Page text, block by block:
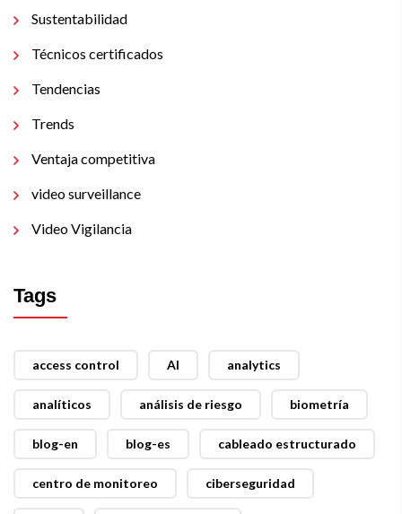
Sustentabilidad
Técnicos certificados
Tendencias
Trends
Ventaja competitiva
video surveillance
Video Vigilancia
Tags
access control AI analytics
analíticos análisis de riesgo biometría
blog-en blog-es cableado estructurado
centro de monitoreo ciberseguridad